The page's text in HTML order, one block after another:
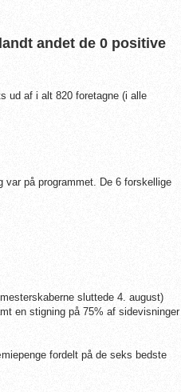
andet de 0 positive
ud af i alt 820 foretagne (i alle
var på programmet. De 6 forskellige
sluttede 4. august)
en stigning på 75% af sidevisninger
fordelt på de seks bedste